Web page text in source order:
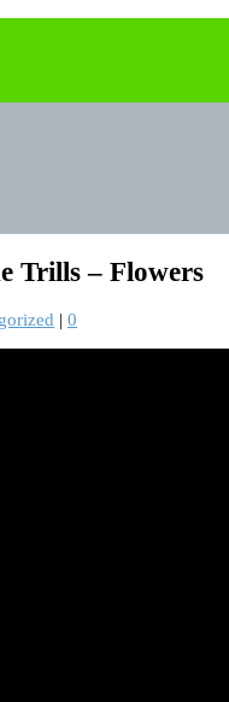
Trills – Flowers
| 0